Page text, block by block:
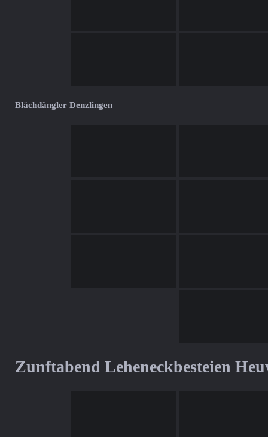
Blächdängler Denzlingen
Zunftabend Leheneckbesteien